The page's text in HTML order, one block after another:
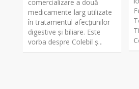
comercializare a două
medicamente larg utilizate
în tratamentul afecțiunilor
digestive și biliare. Este
vorba despre Colebil ș...